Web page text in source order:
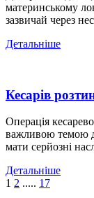
материнському
зазвичай через
Детальніше
Кесарів
Операція
важливою темою
мати серйозні
Детальніше
1 2 ..... 17